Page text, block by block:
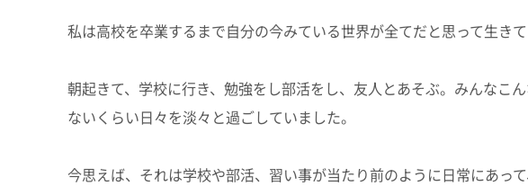
私は高校を卒業するまで自分の今みている世界が全てだと思って生き
朝起きて、学校に行き、勉強をし部活をし、友人とあそぶ。みんなこ
ないくらい日々を淡々と過ごしていました。
今思えば、それは学校や部活、習い事が当たり前のように日常にあっ